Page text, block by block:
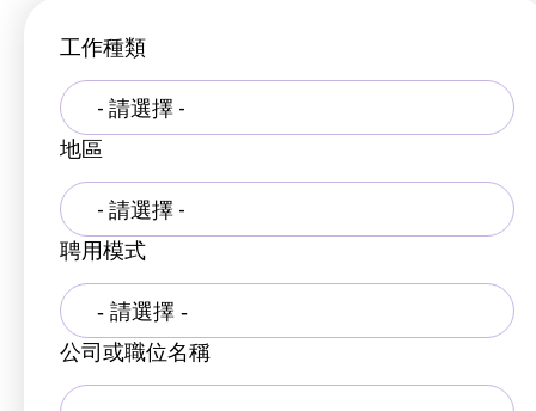
工作種類
- 請選擇 -
地區
- 請選擇 -
聘用模式
公司或職位名稱